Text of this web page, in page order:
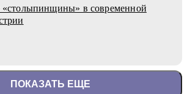
«столыпинщины» в современной
ПОКАЗАТЬ ЕЩЕ